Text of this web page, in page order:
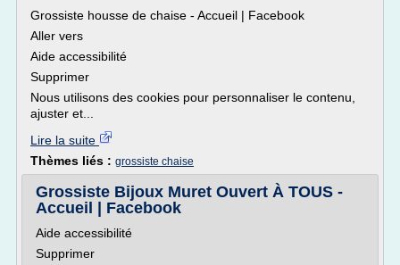
Grossiste housse de chaise - Accueil | Facebook
Aller vers
Aide accessibilité
Supprimer
Nous utilisons des cookies pour personnaliser le contenu,
ajuster et...
Lire la suite
Thèmes liés : grossiste chaise
Grossiste Bijoux Muret Ouvert À TOUS -
Accueil | Facebook
Aide accessibilité
Supprimer